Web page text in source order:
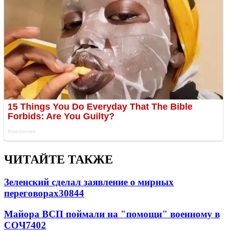
ЧИТАЙТЕ ТАКЖЕ
Зеленский сделал заявление о мирных
переговорах30844
Майора ВСП поймали на "помощи" военному в
СОЧ7402